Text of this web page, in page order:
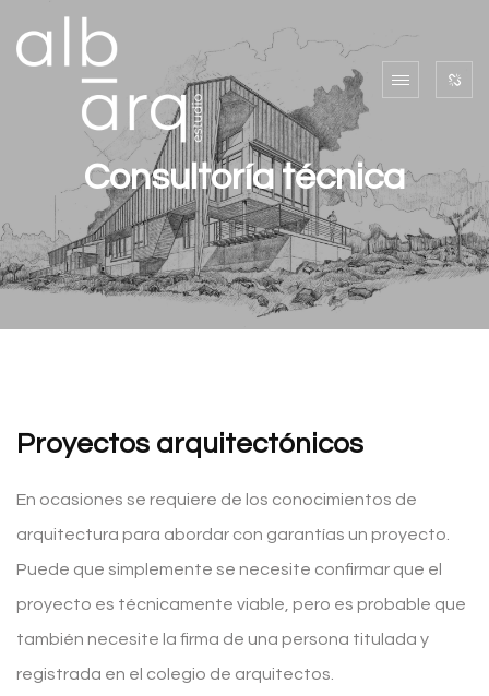
Consultoría técnica
Proyectos arquitectónicos
En ocasiones se requiere de los conocimientos de
arquitectura para abordar con garantías un proyecto.
Puede que simplemente se necesite confirmar que el
proyecto es técnicamente viable, pero es probable que
también necesite la firma de una persona titulada y
registrada en el colegio de arquitectos.